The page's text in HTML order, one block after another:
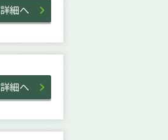
詳細へ
詳細へ